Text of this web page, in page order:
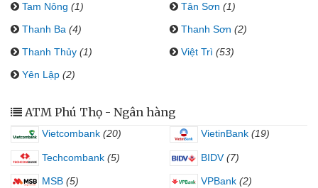
Tam Nông (1) Tân Sơn (1)
Thanh Ba (4) Thanh Sơn (2)
Thanh Thủy (1) Việt Trì (53)
Yên Lập (2)
ATM Phú Thọ - Ngân hàng
Vietcombank (20) VietinBank (19)
Techcombank (5) BIDV (7)
MSB (5) VPBank (2)